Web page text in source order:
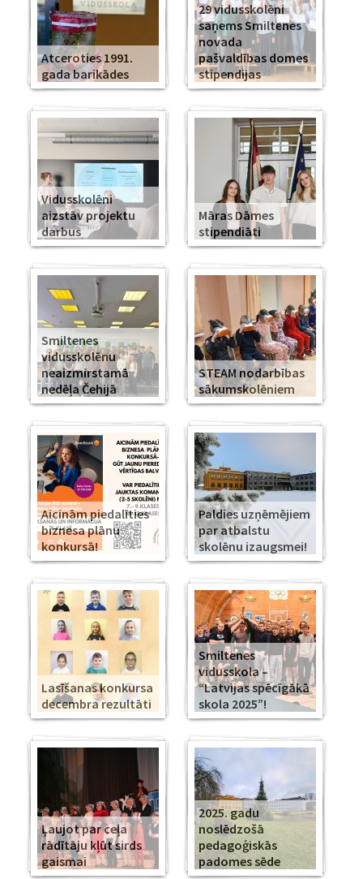
Atceroties 1991.
gada barikādes
29 vidusskolēni
saņems Smiltenes
novada
pašvaldības domes
stipendijas
Vidusskolēni
aizstāv projektu
darbus
Māras Dāmes
stipendiāti
Smiltenes
vidusskolēnu
neaizmirstamā
nedēļa Čehijā
STEAM nodarbības
sākumskolēniem
Aicinām piedalīties
biznesa plānu
konkursā!
Paldies uzņēmējiem
par atbalstu
skolēnu izaugsmei!
Lasīšanas konkursa
decembra rezultāti
Smiltenes
vidusskola –
“Latvijas spēcīgākā
skola 2025”!
Ļaujot par ceļa
rādītāju kļūt sirds
gaismai
2025. gadu
noslēdzošā
pedagoģiskās
padomes sēde